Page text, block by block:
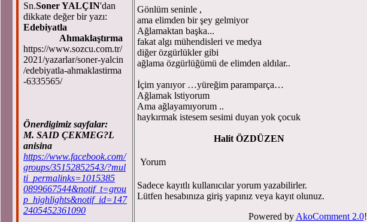
Sn.Soner YALÇIN'dan
dikkate değer bir yazı:
Edebiyatla
Ahmaklaştırma
https://www.sozcu.com.tr/
2021/yazarlar/soner-yalcin
/edebiyatla-ahmaklastirma
-6335565/
Önerdigimiz sayfalar:
M. SAID ÇEKMEG?L
anisina
https://www.facebook.com/
groups/35152852543/?mul
ti_permalinks=1015385
0899667544&notif_t=grou
p_highlights&notif_id=147
2405452361090
Gönlüm seninle ,
ama elimden bir şey gelmiyor
Ağlamaktan başka...
fakat algı mühendisleri ve medya
diğer özgürlükler gibi
ağlama özgürlüğümü de elimden aldılar..
İçim yanıyor …yüreğim paramparça…
Ağlamak lstiyorum
Ama ağlayamıyorum ..
haykırmak istesem sesimi duyan yok çocuk
Halit ÖZDÜZEN
Yorum
Sadece kayıtlı kullanıcılar yorum yazabilirler.
Lütfen hesabınıza giriş yapınız veya kayıt olunuz.
Powered by AkoComment 2.0!